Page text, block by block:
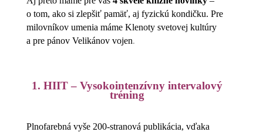
o tom, ako si zlepšiť pamäť, aj fyzickú kondičku. Pre
milovníkov umenia máme Klenoty svetovej kultúry
a pre pánov Velikánov vojen.
1. HIIT – Vysokointenzívny intervalový
tréning
Plnofarebná vyše 200-stranová publikácia, vďaka